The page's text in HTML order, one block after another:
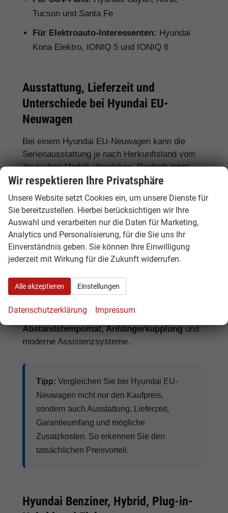
Tucson und Santa Fe
Für Elektroauto-Interessenten: Hyundai
Kona Elektro, IONIQ 5 und IONIQ 6
Ausstattung, Lieferzeit und
Unterschiede bei Hyundai EU-
Neuwagen
Bei einem Hyundai EU-Neuwagen kann die
Serienausstattung je nach Herkunftsland vom
deutschen Modell abweichen. Deshalb lohnt
sich ein genauer Vergleich. Hamburgcars achtet
für Sie auf wichtige Details wie Motorisierung,
Hybridantrieb, Batteriegröße, Ausstattungslinie,
Assistenzsysteme, Lieferzeit, Garantie und
Fahrzeugdokumente.
Häufig gefragte Ausstattungen sindLED-
Scheinwerfer, Automatikgetriebe,
Rückfahrkamera, 360-Grad-Kamera,
Navigationssystem, Sitzheizung,
Cockpit, Apple CarPlay, Android Auto,
Abstandstempomat, Anhängerkupplung und
moderne Assistenzsysteme.
Tipp: Vergleichen Sie bei Hyundai EU-
Neuwagen nicht nur den Kaufpreis,
sondern auch Ausstattung, Lieferzeit,
Garantieumfang und mögliche
Zusatzkosten. So erkennen Sie den
tatsächlichen Preisvorteil.
Hyundai Benziner, Hybrid, Plug-in-
Wir respektieren Ihre Privatsphäre
Unsere Website setzt Cookies ein, um unsere Dienste für
Sie bereitzustellen. Hierbei berücksichtigen wir Ihre
Auswahl und verarbeiten nur die Daten für Marketing,
Analytics und Personalisierung, für die Sie uns Ihr
Einverständnis geben. Sie können Ihre Einwilligung
jederzeit mit Wirkung für die Zukunft widerrufen.
Alle akzeptieren Einstellungen
Datenschutzerklärung Impressum